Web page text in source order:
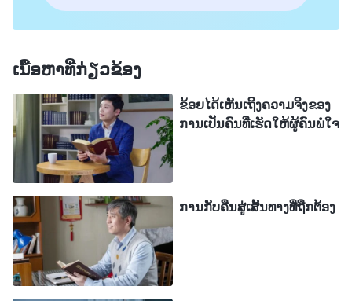
ລາວເລືອກຫຼາຍອັນ. ຂ້ອຍເຕັມໄປດ້ວຍຄວາມຄິດຂອງການ
ຖືກຕ້ອງ ແລະ ພວກເຂົາຄວນຟັງຂ້ອຍ. ບັນດາອ້າຍເອື້ອຍ
ນ້ອງຮູ້ສຶກຖືກຈໍາກັດໂດຍຂ້ອຍ ແລະ ບໍ່ຕ້ອງການໃຫ້ຄຳແນະ
ນຳຕ່າງໆອີກຕໍ່ໄປ. ຕົວຈິງແລ້ວ ຂ້ອຍຮູ້ສຶກບໍ່ດີເມື່ອຂ້ອຍໄດ້
ເຫັນສິ່ງນີ້, ແຕ່ຈາກນັ້ນຂ້ອຍຄິດວ່າ: “ຂ້ອຍພຽງແຕ່
ພິຈາລະນາວຽກຂອງພວກເຮົາ ແລະ ຂ້ອຍບໍ່ສາມາດເຮັດ
ວຽກນີ້ໜັກເກີນໄປ”. ສະນັ້ນ, ຂ້ອຍບໍ່ໄດ້ຄິດຫຍັງຫຼາຍ. ໃນ
ລະຫວ່າງເວລານັ້ນເອງ, ຜູ້ນໍາຂອງຂ້ອຍໄດ້ສົນທະນາ ແລະ
ເປີດເຜີຍຂ້ອຍ, ເວົ້າວ່າຂ້ອຍໂອ້ອວດເກີນໄປ ແລະ ວ່າຂ້ອຍ
ມັກຄວບຄຸມຜູ້ຄົນ ແລະ ເຕືອນຂ້ອຍບໍ່ໃຫ້ຈ້ອງສາຍຕາຂອງ
ເນື້ອຫາທີ່ກ່ຽວຂ້ອງ
ຂ້ອຍໄດ້ເຫັນເຖິງຄວາມຈິງຂອງ
ການເປັນຄົນທີ່ເຮັດໃຫ້ຜູ້ຄົນພໍໃຈ
ການກັບຄືນສູ່ເສັ້ນທາງທີ່ຖືກຕ້ອງ